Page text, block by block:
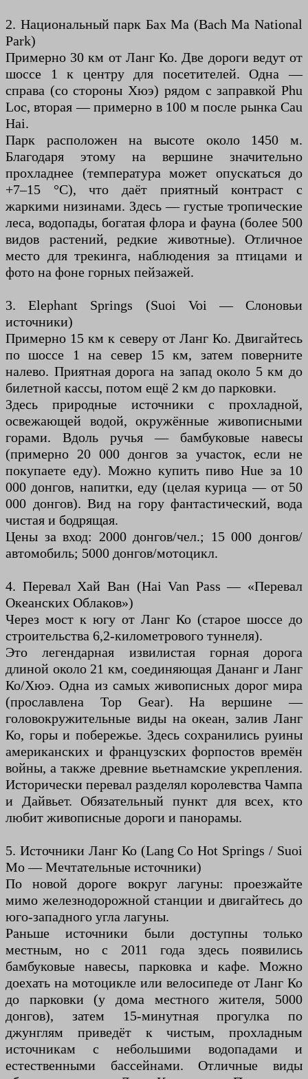
2. Национальный парк Бах Ма (Bach Ma National
Park)
Примерно 30 км от Ланг Ко. Две дороги ведут от
шоссе 1 к центру для посетителей. Одна —
справа (со стороны Хюэ) рядом с заправкой Phu
Loc, вторая — примерно в 100 м после рынка Cau
Hai.
Парк расположен на высоте около 1450 м.
Благодаря этому на вершине значительно
прохладнее (температура может опускаться до
+7–15 °C), что даёт приятный контраст с
жаркими низинами. Здесь — густые тропические
леса, водопады, богатая флора и фауна (более 500
видов растений, редкие животные). Отличное
место для трекинга, наблюдения за птицами и
фото на фоне горных пейзажей.
3. Elephant Springs (Suoi Voi — Слоновьи
источники)
Примерно 15 км к северу от Ланг Ко. Двигайтесь
по шоссе 1 на север 15 км, затем поверните
налево. Приятная дорога на запад около 5 км до
билетной кассы, потом ещё 2 км до парковки.
Здесь природные источники с прохладной,
освежающей водой, окружённые живописными
горами. Вдоль ручья — бамбуковые навесы
(примерно 20 000 донгов за участок, если не
покупаете еду). Можно купить пиво Hue за 10
000 донгов, напитки, еду (целая курица — от 50
000 донгов). Вид на гору фантастический, вода
чистая и бодрящая.
Цены за вход: 2000 донгов/чел.; 15 000 донгов/
автомобиль; 5000 донгов/мотоцикл.
4. Перевал Хай Ван (Hai Van Pass — «Перевал
Океанских Облаков»)
Через мост к югу от Ланг Ко (старое шоссе до
строительства 6,2-километрового туннеля).
Это легендарная извилистая горная дорога
длиной около 21 км, соединяющая Дананг и Ланг
Ко/Хюэ. Одна из самых живописных дорог мира
(прославлена Top Gear). На вершине —
головокружительные виды на океан, залив Ланг
Ко, горы и побережье. Здесь сохранились руины
американских и французских форпостов времён
войны, а также древние вьетнамские укрепления.
Исторически перевал разделял королевства Чампа
и Дайвьет. Обязательный пункт для всех, кто
любит живописные дороги и панорамы.
5. Источники Ланг Ко (Lang Co Hot Springs / Suoi
Mo — Мечтательные источники)
По новой дороге вокруг лагуны: проезжайте
мимо железнодорожной станции и двигайтесь до
юго-западного угла лагуны.
Раньше источники были доступны только
местным, но с 2011 года здесь появились
бамбуковые навесы, парковка и кафе. Можно
доехать на мотоцикле или велосипеде от Ланг Ко
до парковки (у дома местного жителя, 5000
донгов), затем 15-минутная прогулка по
джунглям приведёт к чистым, прохладным
источникам с небольшими водопадами и
естественными бассейнами. Отличные виды